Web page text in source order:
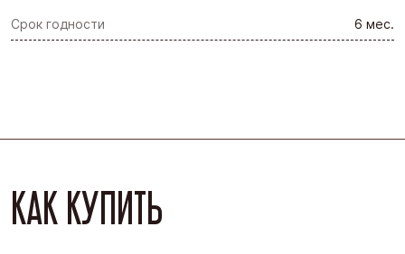
Срок годности 6 мес.
КАК КУПИТЬ